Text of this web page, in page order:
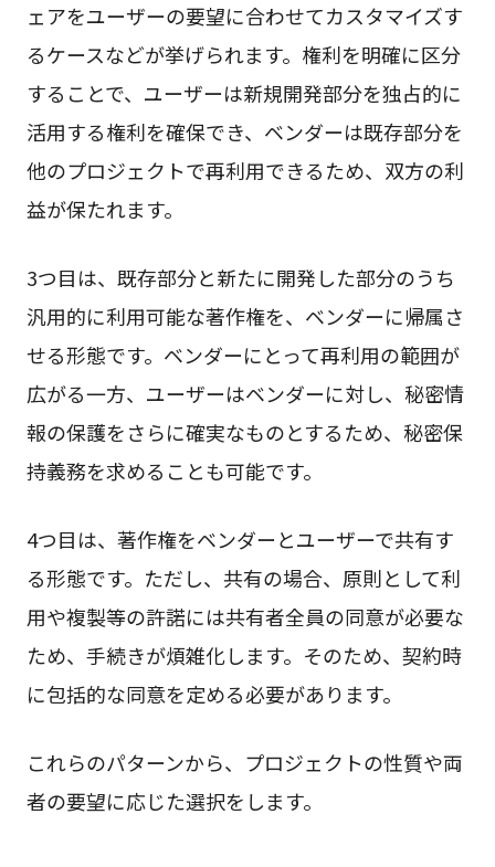
ェアをユーザーの要望に合わせてカスタマイズす
るケースなどが挙げられます。権利を明確に区分
することで、ユーザーは新規開発部分を独占的に
活用する権利を確保でき、ベンダーは既存部分を
他のプロジェクトで再利用できるため、双方の利
益が保たれます。
3つ目は、既存部分と新たに開発した部分のうち
汎用的に利用可能な著作権を、ベンダーに帰属さ
せる形態です。ベンダーにとって再利用の範囲が
広がる一方、ユーザーはベンダーに対し、秘密情
報の保護をさらに確実なものとするため、秘密保
持義務を求めることも可能です。
4つ目は、著作権をベンダーとユーザーで共有す
る形態です。ただし、共有の場合、原則として利
用や複製等の許諾には共有者全員の同意が必要な
ため、手続きが煩雑化します。そのため、契約時
に包括的な同意を定める必要があります。
これらのパターンから、プロジェクトの性質や両
者の要望に応じた選択をします。